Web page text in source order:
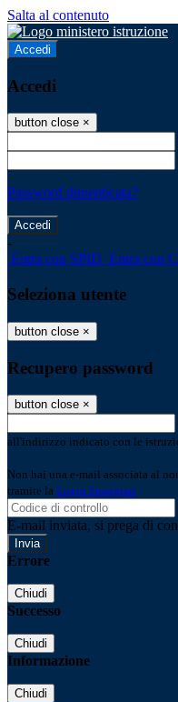
Salta al contenuto
Accedi
Accedi
button close ×
Password dimenticata?
-
Entra con SPID Entra con
Seleziona utente
button close ×
Recupero password
button close ×
all'indirizzo indicato con le
Non hai una e-mail associata al
tramite la Login Spaggiari
E-mail inviata, si prega di
Errore
Chiudi
Successo
Chiudi
Informazione
Chiudi